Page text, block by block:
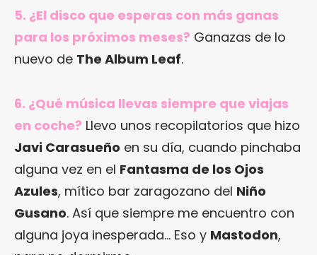
5. ¿El disco que esperas con más ganas
para los próximos meses? Ganazas de lo
nuevo de The Album Leaf.
6. ¿Qué música llevas siempre que viajas
en coche? Llevo unos recopilatorios que hizo
Javi Carasueño en su día, cuando pinchaba
alguna vez en el Fantasma de los Ojos
Azules, mítico bar zaragozano del Niño
Gusano. Así que siempre me encuentro con
alguna joya inesperada… Eso y Mastodon,